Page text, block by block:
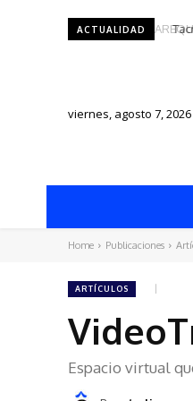
ACTUALIDAD
viernes, agosto 7, 2026
Home Publicaciones
ARTÍCULOS
Espacio virtual